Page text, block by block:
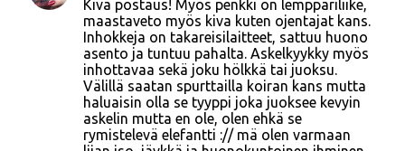
Kiva postaus! Myös penkki on lemppariliike,
maastaveto myös kiva kuten ojentajat kans.
Inhokkeja on takareisilaitteet, sattuu huono
asento ja tuntuu pahalta. Askelkyykky myös
inhottavaa sekä joku hölkkä tai juoksu.
Välillä saatan spurttailla koiran kans mutta
haluaisin olla se tyyppi joka juoksee kevyin
askelin mutta en ole, olen ehkä se
rymistelevä elefantti :// mä olen varmaan